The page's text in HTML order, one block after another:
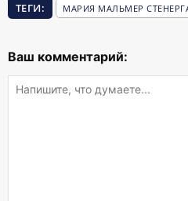
ТЕГИ:
МАРИЯ МАЛЬМЕР
Ваш комментарий: